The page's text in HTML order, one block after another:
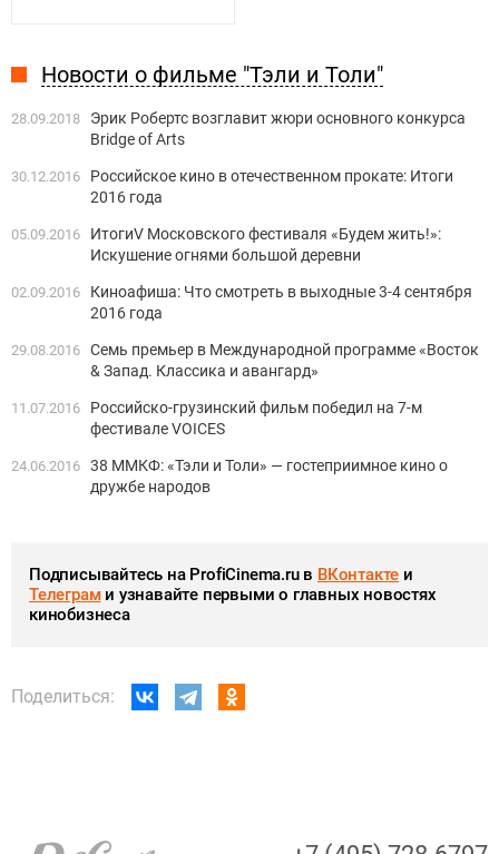
Новости о фильме "Тэли и Толи"
28.09.2018
Эрик Робертс возглавит жюри основного конкурса
Bridge of Arts
30.12.2016
Российское кино в отечественном прокате: Итоги
2016 года
05.09.2016
ИтогиV Московского фестиваля «Будем жить!»:
Искушение огнями большой деревни
02.09.2016
Киноафиша: Что смотреть в выходные 3-4 сентября
2016 года
29.08.2016 Семь премьер в Международной программе «Восток
& Запад. Классика и авангард»
11.07.2016
Российско-грузинский фильм победил на 7-м
фестивале VOICES
24.06.2016 38 ММКФ: «Тэли и Толи» — гостеприимное кино о
дружбе народов
Подписывайтесь на ProfiCinema.ru в ВКонтакте и
Телеграми узнавайте первыми о главных новостях
кинобизнеса
Поделиться: